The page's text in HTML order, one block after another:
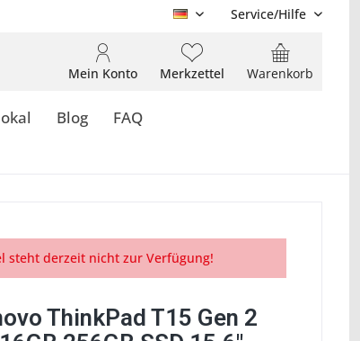
DE Service/Hilfe
Warenkorb
Merkzettel
Mein Konto
Blog FAQ
steht derzeit nicht zur Verfügung!
ThinkPad T15 Gen 2